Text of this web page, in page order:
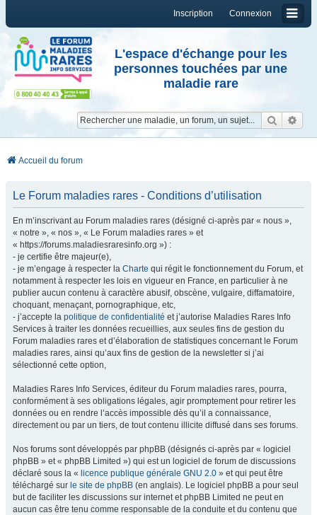
Connexion
Inscription
L'espace d'échange pour les
personnes touchées par une
maladie rare
Accueil du forum
Le Forum maladies rares - Conditions d’utilisation
En m’inscrivant au Forum maladies rares (désigné ci-après par « nous »,
« notre », « nos », « Le Forum maladies rares » et
« https://forums.maladiesraresinfo.org ») :
- je certifie être majeur(e),
- je m’engage à respecter la Charte qui régit le fonctionnement du Forum, et
notamment à respecter les lois en vigueur en France, en particulier à ne
publier aucun contenu à caractère abusif, obscène, vulgaire, diffamatoire,
choquant, menaçant, pornographique, etc,
- j’accepte la politique de confidentialité et j’autorise Maladies Rares Info
Services à traiter les données recueillies, aux seules fins de gestion du
Forum maladies rares et d’élaboration de statistiques concernant le Forum
maladies rares, ainsi qu’aux fins de gestion de la newsletter si j’ai
sélectionné cette option,
Maladies Rares Info Services, éditeur du Forum maladies rares, pourra,
conformément à ses obligations légales, agir promptement pour retirer les
données ou en rendre l’accès impossible dès qu’il a connaissance,
directement ou par un tiers, de tout contenu illicite diffusé dans ses forums.
Nos forums sont développés par phpBB (désignés ci-après par « logiciel
phpBB » et « phpBB Limited ») qui est un logiciel de forum de discussions
déclaré sous la « licence publique générale GNU 2.0 » et qui peut être
téléchargé sur le site de phpBB (en anglais). Le logiciel phpBB a pour seul
but de faciliter les discussions sur internet et phpBB Limited ne peut en
aucun cas être tenu comme responsable de la conduite et du contenu que